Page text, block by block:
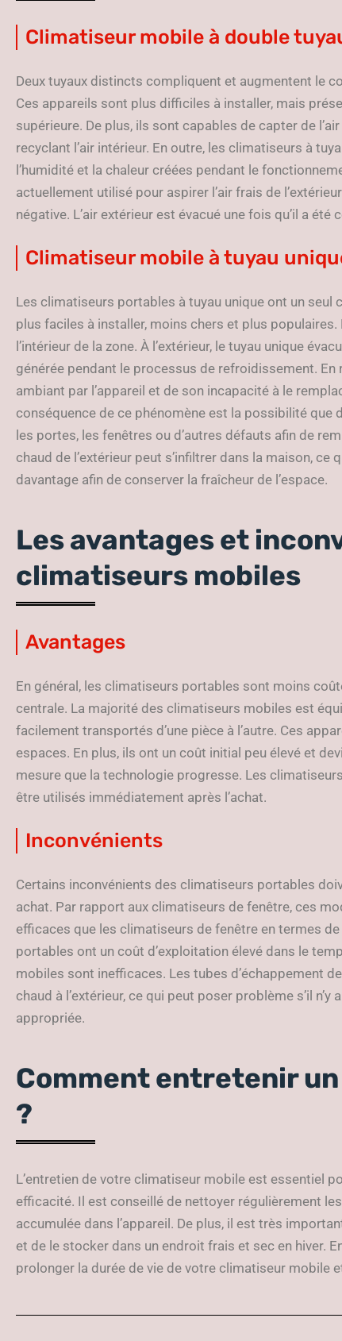
Climatiseur mobile à double
Deux tuyaux distincts compliquent et augmentent le
Ces appareils sont plus difficiles à installer, mais
supérieure. De plus, ils sont capables de capter de
recyclant l’air intérieur. En outre, les climatiseurs à
l’humidité et la chaleur créées pendant le
actuellement utilisé pour aspirer l’air frais de
négative. L’air extérieur est évacué une fois qu’il a
Climatiseur mobile à tuyau
Les climatiseurs portables à tuyau unique ont un seul
plus faciles à installer, moins chers et plus populaires.
l’intérieur de la zone. À l’extérieur, le tuyau unique
générée pendant le processus de refroidissement. En
ambiant par l’appareil et de son incapacité à le
conséquence de ce phénomène est la possibilité que
les portes, les fenêtres ou d’autres défauts afin de
chaud de l’extérieur peut s’infiltrer dans la maison,
davantage afin de conserver la fraîcheur de l’espace.
Les avantages et
climatiseurs mobiles
Avantages
En général, les climatiseurs portables sont moins
centrale. La majorité des climatiseurs mobiles est
facilement transportés d’une pièce à l’autre. Ces
espaces. En plus, ils ont un coût initial peu élevé et
mesure que la technologie progresse. Les
être utilisés immédiatement après l’achat.
Inconvénients
Certains inconvénients des climatiseurs portables
achat. Par rapport aux climatiseurs de fenêtre, ces
efficaces que les climatiseurs de fenêtre en termes
portables ont un coût d’exploitation élevé dans le
mobiles sont inefficaces. Les tubes d’échappement
chaud à l’extérieur, ce qui peut poser problème s’il
appropriée.
Comment entretenir
?
L’entretien de votre climatiseur mobile est essentiel
efficacité. Il est conseillé de nettoyer régulièrement
accumulée dans l’appareil. De plus, il est très
et de le stocker dans un endroit frais et sec en hiver.
prolonger la durée de vie de votre climatiseur mobile